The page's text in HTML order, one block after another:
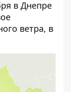
в Днепре
ветра, в